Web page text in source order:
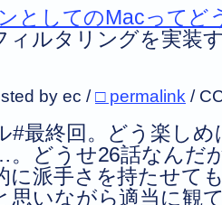
としてのMacってど
ィルタリングを実装
by ec /□ permalink /
#最終回。どう楽し
どうせ26話なんだ
に派手さを持たせて
思いながら適当に観